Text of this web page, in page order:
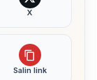
X
Salin link